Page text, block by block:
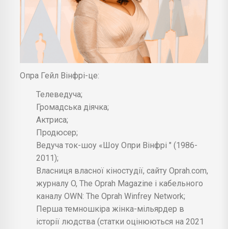
Опра Гейл Вінфрі-це:
Телеведуча;
Громадська діячка;
Актриса;
Продюсер;
Ведуча ток-шоу «Шоу Опри Вінфрі " (1986-
2011);
Власниця власної кіностудії, сайту Oprah.com,
журналу O, The Oprah Magazine і кабельного
каналу OWN: The Oprah Winfrey Network;
Перша темношкіра жінка-мільярдер в
історії людства (статки оцінюються на 2021